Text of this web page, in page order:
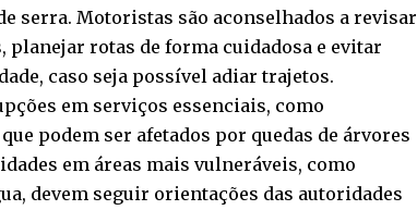
serra. Motoristas são aconselhados a revisar
planejar rotas de forma cuidadosa e evitar
caso seja possível adiar trajetos.
em serviços essenciais, como
podem ser afetados por quedas de árvores
em áreas mais vulneráveis, como
devem seguir orientações das autoridades